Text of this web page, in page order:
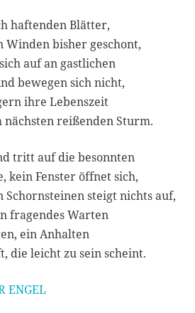
haftenden Blätter,
Winden bisher geschont,
auf an gastlichen
bewegen sich nicht,
ihre Lebenszeit
nächsten reißenden Sturm.
tritt auf die besonnten
kein Fenster öffnet sich,
Schornsteinen steigt nichts auf,
fragendes Warten
ein Anhalten
die leicht zu sein scheint.
ENGEL